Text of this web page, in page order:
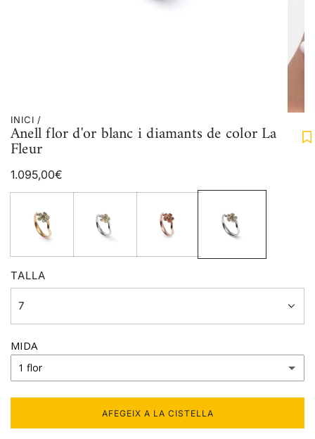
INICI /
Anell flor d'or blanc i diamants de color La
Fleur
Preu
regular
1.095,00€
TALLA
7
MIDA
1 flor
1 flor
2 flors
AFEGEIX A LA CISTELLA
C
A